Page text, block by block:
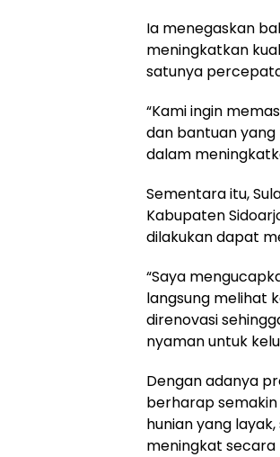
Ia menegaskan
meningkatkan
satunya
“Kami ingin
dan bantuan
dalam
Sementara itu,
Kabupaten
dilakukan dapat
“Saya
langsung melihat
direnovasi
nyaman untuk
Dengan adanya
berharap
hunian yang
meningkat secara